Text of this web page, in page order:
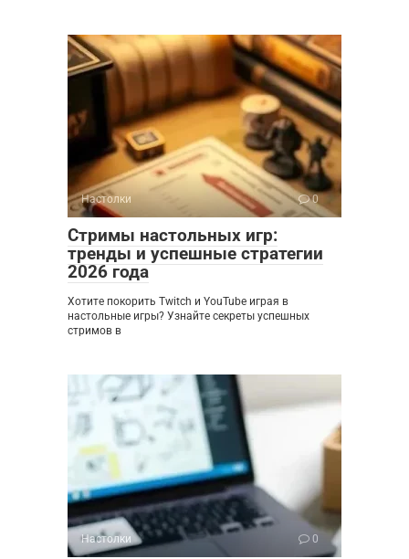
Настолки 0
Стримы настольных игр:
тренды и успешные стратегии
2026 года
Хотите покорить Twitch и YouTube играя в
настольные игры? Узнайте секреты успешных
стримов в
Настолки 0